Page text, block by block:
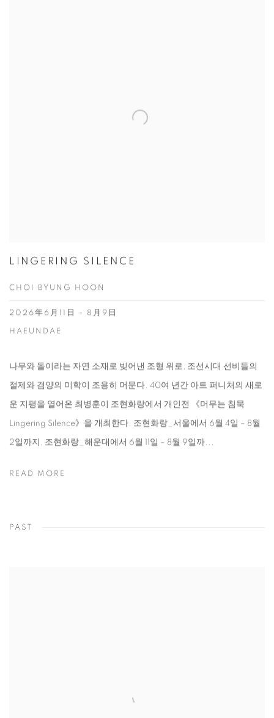
LINGERING SILENCE
CHOI BYUNG HOON
2026年6月11日 - 8月9日
HAEUNDAE
나무와 돌이라는 자연 소재로 빚어낸 조형 위로, 조선시대 선비들의
절제와 겸양의 미학이 조용히 머문다. 40여 년간 아트 퍼니처의 새로
운 지평을 열어온 최병훈이 조현화랑에서 개인전 《머무는 침묵
Lingering Silence》을 개최한다. 조현화랑_서울에서 6월 4일 – 8월
2일까지, 조현화랑_해운대에서 6월 11일 – 8월 9일까...
READ MORE
PAST